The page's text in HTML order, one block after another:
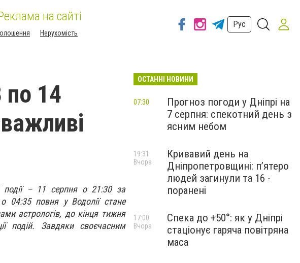
на сайті
Нерухомість
Рус
по 14
події – 11 серпня о 21:30 за
04:35 повня у Водолії стане
астрологів, до кінця тижня
подій. Завдяки своєчасним
ОСТАННІ НОВИНИ
Прогноз погоди у Дніпрі на
7 серпня: спекотний день з
ясним небом
07:30
Кривавий день на
Дніпропетровщині: п’ятеро
людей загинули та 16 -
поранені
19:31
Вчора
Спека до +50°: як у Дніпрі
стаціонує гаряча повітряна
маса
17:00
Вчора